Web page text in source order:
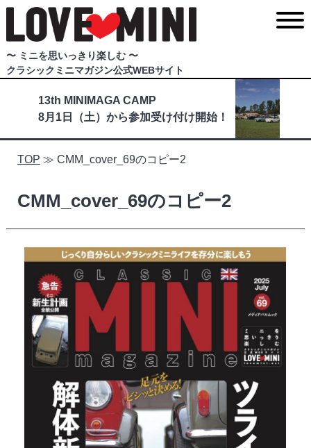
〜 ミニを思いっきり楽しむ 〜
クラシックミニマガジン公式WEBサイト
13th MINIMAGA CAMP
8月1日（土）から参加受け付け開始！
TOP ≫ CMM_cover_69のコピー2
CMM_cover_69のコピー2